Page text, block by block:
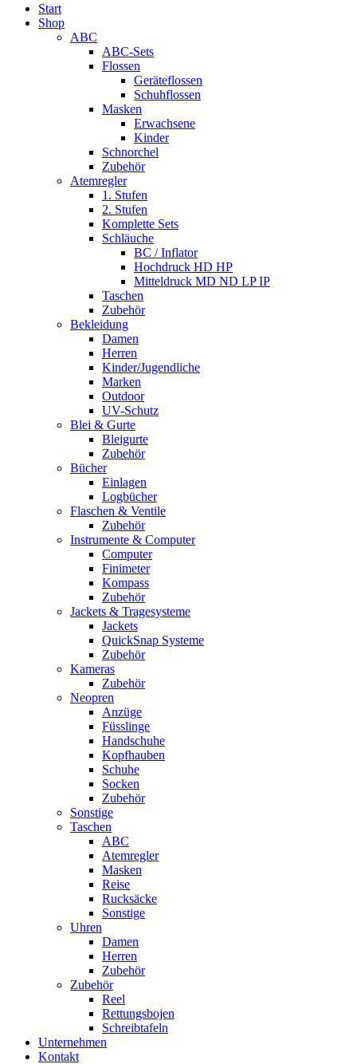
Start
Shop
ABC
ABC-Sets
Flossen
Geräteflossen
Schuhflossen
Masken
Erwachsene
Kinder
Schnorchel
Zubehör
Atemregler
1. Stufen
2. Stufen
Komplette Sets
Schläuche
BC / Inflator
Hochdruck HD HP
Mitteldruck MD ND LP IP
Taschen
Zubehör
Bekleidung
Damen
Herren
Kinder/Jugendliche
Marken
Outdoor
UV-Schutz
Blei & Gurte
Bleigurte
Zubehör
Bücher
Einlagen
Logbücher
Flaschen & Ventile
Zubehör
Instrumente & Computer
Computer
Finimeter
Kompass
Zubehör
Jackets & Tragesysteme
Jackets
QuickSnap Systeme
Zubehör
Kameras
Zubehör
Neopren
Anzüge
Füsslinge
Handschuhe
Kopfhauben
Schuhe
Socken
Zubehör
Sonstige
Taschen
ABC
Atemregler
Masken
Reise
Rucksäcke
Sonstige
Uhren
Damen
Herren
Zubehör
Zubehör
Reel
Rettungsbojen
Schreibtafeln
Unternehmen
Kontakt